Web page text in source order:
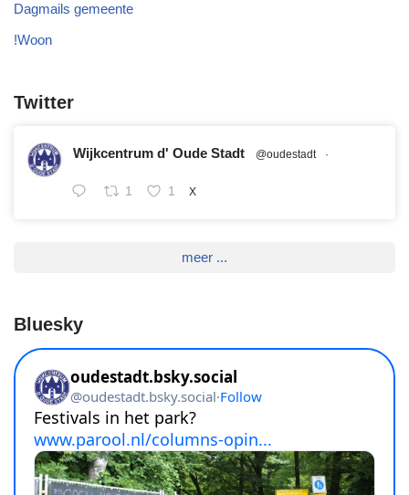
Dagmails gemeente
!Woon
Twitter
Wijkcentrum d' Oude Stadt @oudestadt ·
1 1 X
meer ...
Bluesky